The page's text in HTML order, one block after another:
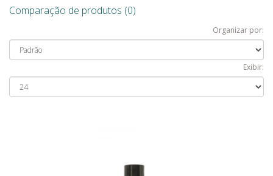
Comparação de produtos (0)
Organizar por:
Exibir: